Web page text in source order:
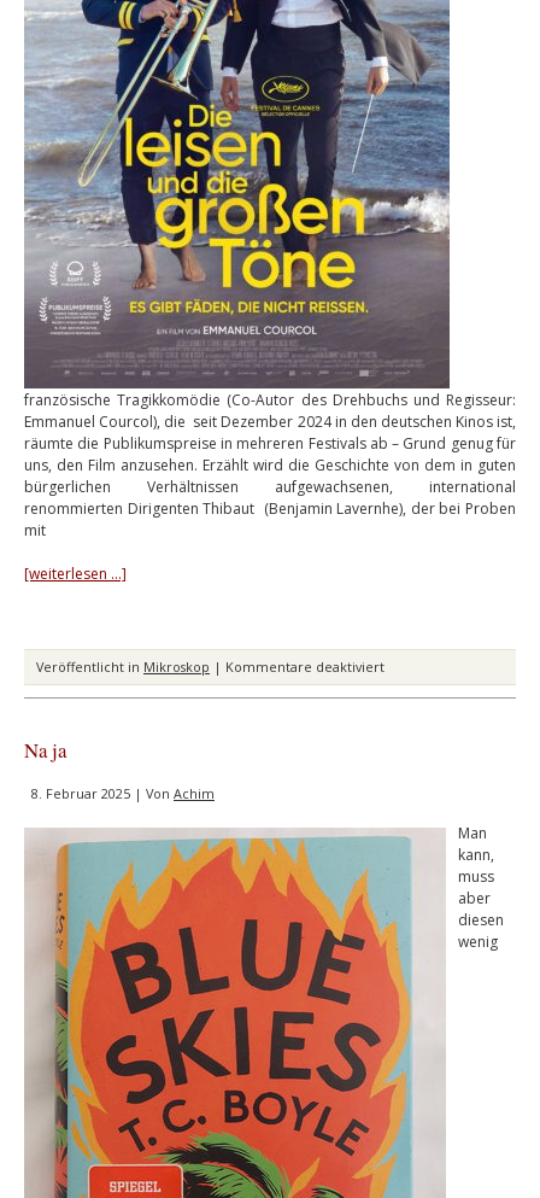
französische Tragikkomödie (Co-Autor des Drehbuchs und Regisseur:
Emmanuel Courcol), die seit Dezember 2024 in den deutschen Kinos ist,
räumte die Publikumspreise in mehreren Festivals ab – Grund genug für
uns, den Film anzusehen. Erzählt wird die Geschichte von dem in guten
bürgerlichen Verhältnissen aufgewachsenen, international
renommierten Dirigenten Thibaut (Benjamin Lavernhe), der bei Proben
mit
[weiterlesen …]
Veröffentlicht in Mikroskop | Kommentare deaktiviertfür
Sehenswert
Na ja
8. Februar 2025 | Von Achim
Man
kann,
muss
aber
diesen
wenig